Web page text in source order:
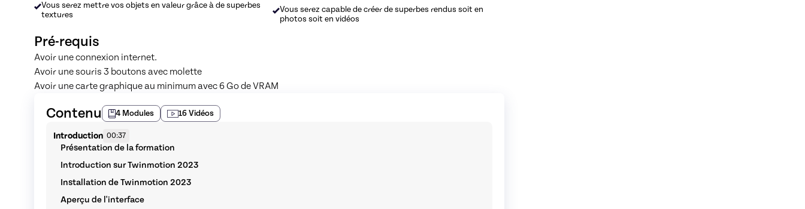
Vous serez mettre vos objets en valeur grâce à de superbes
textures
Vous serez capable de créer de superbes rendus soit en
photos soit en vidéos
Pré-requis
Avoir une connexion internet.
Avoir une souris 3 boutons avec molette
Avoir une carte graphique au minimum avec 6 Go de VRAM
Contenu 4 Modules 16 Vidéos
Introduction 00:37
Présentation de la formation
Introduction sur Twinmotion 2023
Installation de Twinmotion 2023
Aperçu de l'interface